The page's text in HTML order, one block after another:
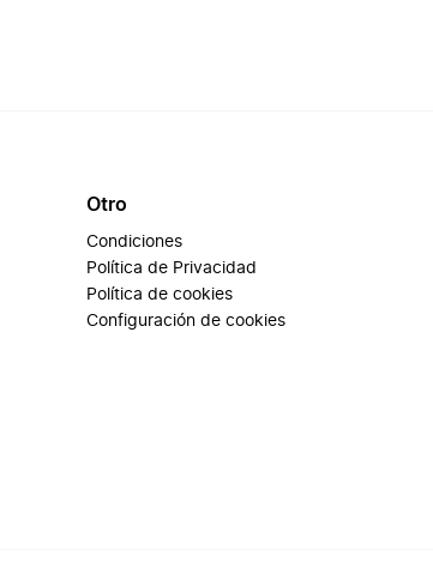
Otro
Condiciones
Política de Privacidad
Política de cookies
Configuración de cookies